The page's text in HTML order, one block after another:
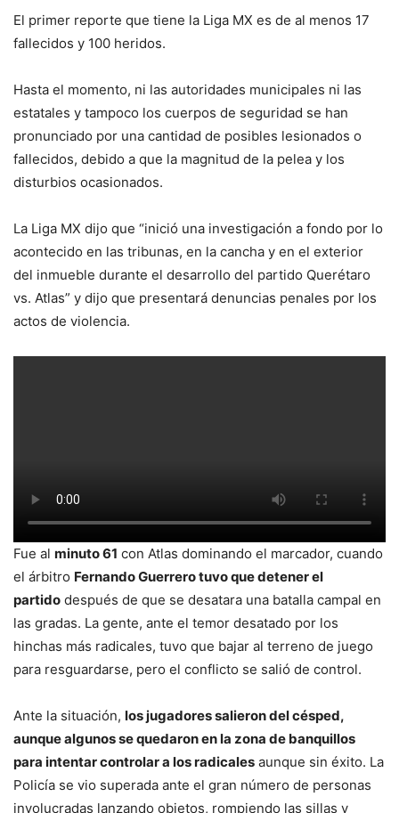
El primer reporte que tiene la Liga MX es de al menos 17
fallecidos y 100 heridos.
Hasta el momento, ni las autoridades municipales ni las
estatales y tampoco los cuerpos de seguridad se han
pronunciado por una cantidad de posibles lesionados o
fallecidos, debido a que la magnitud de la pelea y los
disturbios ocasionados.
La Liga MX dijo que “inició una investigación a fondo por lo
acontecido en las tribunas, en la cancha y en el exterior
del inmueble durante el desarrollo del partido Querétaro
vs. Atlas” y dijo que presentará denuncias penales por los
actos de violencia.
Fue al minuto 61 con Atlas dominando el marcador, cuando
el árbitro Fernando Guerrero tuvo que detener el
partido después de que se desatara una batalla campal en
las gradas. La gente, ante el temor desatado por los
hinchas más radicales, tuvo que bajar al terreno de juego
para resguardarse, pero el conflicto se salió de control.
Ante la situación, los jugadores salieron del césped,
aunque algunos se quedaron en la zona de banquillos
para intentar controlar a los radicales aunque sin éxito. La
Policía se vio superada ante el gran número de personas
involucradas lanzando objetos, rompiendo las sillas y